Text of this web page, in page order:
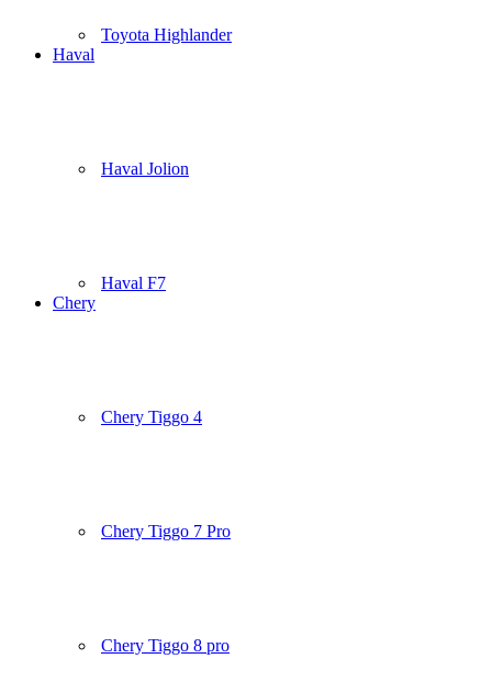
Toyota Highlander
Haval
Haval Jolion
Haval F7
Chery
Chery Tiggo 4
Chery Tiggo 7 Pro
Chery Tiggo 8 pro